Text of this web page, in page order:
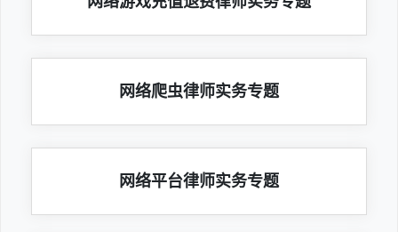
网络爬虫律师实务专题
网络平台律师实务专题